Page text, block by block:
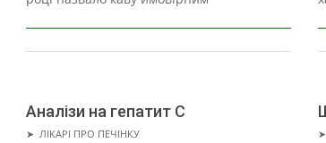
Аналізи на гепатит С
2021-
➤ ЛІКАРІ ПРО ПЕЧІНКУ ➤